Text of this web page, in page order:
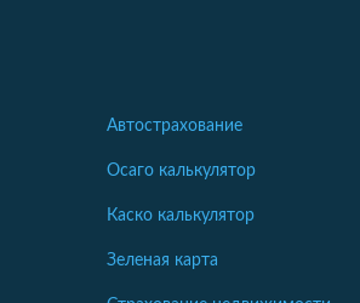
Автострахование
Осаго калькулятор
Каско калькулятор
Зеленая карта